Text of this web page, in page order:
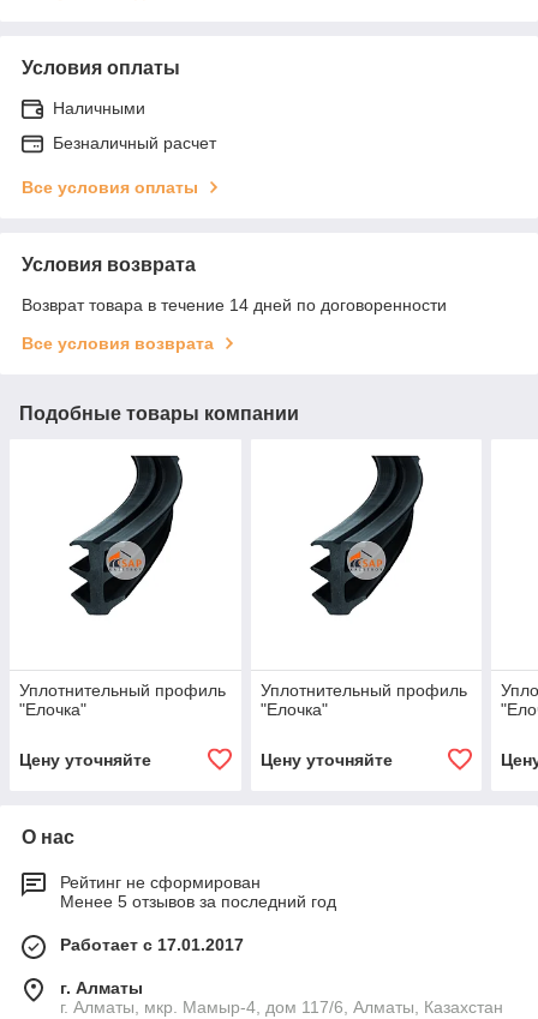
Условия оплаты
Наличными
Безналичный расчет
Все условия оплаты
Условия возврата
Возврат товара в течение 14 дней по договоренности
Все условия возврата
Подобные товары компании
Уплотнительный профиль
"Елочка"
Цену уточняйте
Уплотнительный профиль
"Елочка"
Цену уточняйте
О нас
Рейтинг не сформирован
Менее 5 отзывов за последний год
Работает с 17.01.2017
г. Алматы
г. Алматы, мкр. Мамыр-4, дом 117/6, Алматы, Казахстан